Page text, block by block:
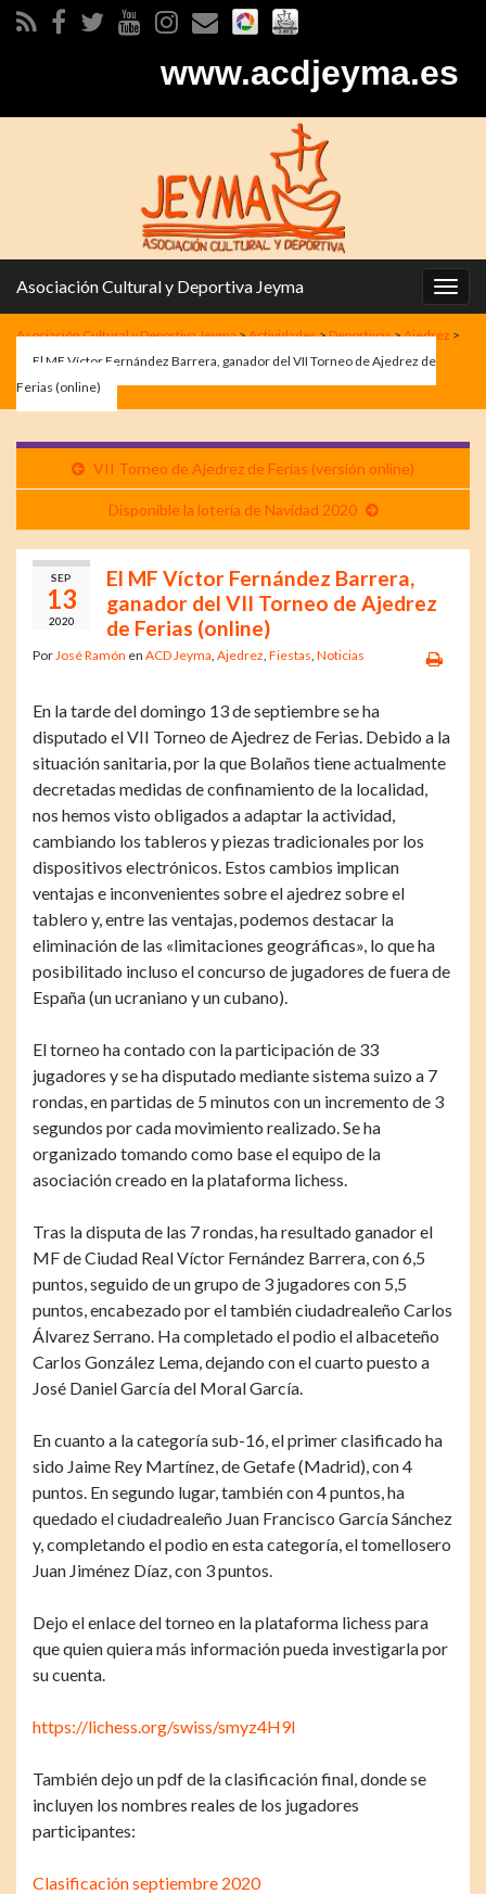
www.acdjeyma.es
la
Asociación Cultural y Deportiva Jeyma
Asociación Cultural y Deportiva Jeyma>Actividades>Deportivas>Ajedrez >
El MF Víctor Fernández Barrera, ganador del VII Torneo de Ajedrez de
Ferias (online)
VII Torneo de Ajedrez de Ferias (versión online)
Disponible la lotería de Navidad 2020
SEP
13
2020
El MF Víctor Fernández Barrera,
ganador del VII Torneo de Ajedrez
de Ferias (online)
Por José Ramón en ACD Jeyma Ajedrez Fiestas Noticias
En la tarde del domingo 13 de septiembre se ha
disputado el VII Torneo de Ajedrez de Ferias. Debido a la
situación sanitaria, por la que Bolaños tiene actualmente
decretadas medidas de confinamiento de la localidad,
nos hemos visto obligados a adaptar la actividad,
cambiando los tableros y piezas tradicionales por los
dispositivos electrónicos. Estos cambios implican
ventajas e inconvenientes sobre el ajedrez sobre el
tablero y, entre las ventajas, podemos destacar la
eliminación de las «limitaciones geográficas», lo que ha
posibilitado incluso el concurso de jugadores de fuera de
España (un ucraniano y un cubano).
El torneo ha contado con la participación de 33
jugadores y se ha disputado mediante sistema suizo a 7
rondas, en partidas de 5 minutos con un incremento de 3
segundos por cada movimiento realizado. Se ha
organizado tomando como base el equipo de la
asociación creado en la plataforma lichess.
Tras la disputa de las 7 rondas, ha resultado ganador el
MF de Ciudad Real Víctor Fernández Barrera, con 6,5
puntos, seguido de un grupo de 3 jugadores con 5,5
puntos, encabezado por el también ciudadrealeño Carlos
Álvarez Serrano. Ha completado el podio el albaceteño
Carlos González Lema, dejando con el cuarto puesto a
José Daniel García del Moral García.
En cuanto a la categoría sub-16, el primer clasificado ha
sido Jaime Rey Martínez, de Getafe (Madrid), con 4
puntos. En segundo lugar, también con 4 puntos, ha
quedado el ciudadrealeño Juan Francisco García Sánchez
y, completando el podio en esta categoría, el tomellosero
Juan Jiménez Díaz, con 3 puntos.
Dejo el enlace del torneo en la plataforma lichess para
que quien quiera más información pueda investigarla por
su cuenta.
https://lichess.org/swiss/smyz4H9I
También dejo un pdf de la clasificación final, donde se
incluyen los nombres reales de los jugadores
participantes:
Clasificación septiembre 2020